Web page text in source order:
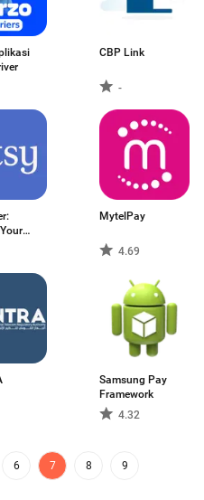
CBP Link
-
MytelPay
4.69
Samsung Pay
Framework
4.32
6 7 8 9